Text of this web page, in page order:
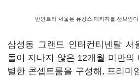
반얀트리 서울은 유캉스 패키지를 선보인
삼성동 그랜드 인터컨티넨탈 서
돌이 지나지 않은 12개월 미만의
별한 콘셉트룸을 구성해, 프리미